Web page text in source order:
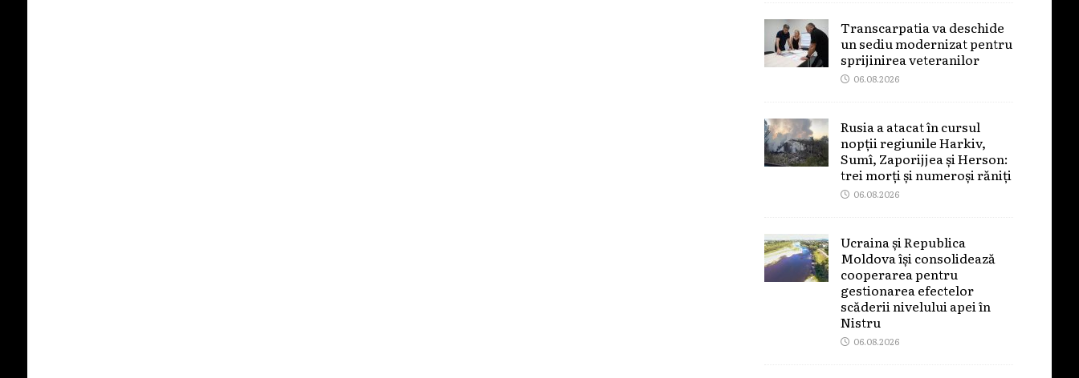
Transcarpatia va deschide
un sediu modernizat pentru
sprijinirea veteranilor
06.08.2026
Rusia a atacat în cursul
nopții regiunile Harkiv,
Sumî, Zaporijjea și Herson:
trei morți și numeroși răniți
06.08.2026
Ucraina și Republica
Moldova își consolidează
cooperarea pentru
gestionarea efectelor
scăderii nivelului apei în
Nistru
06.08.2026